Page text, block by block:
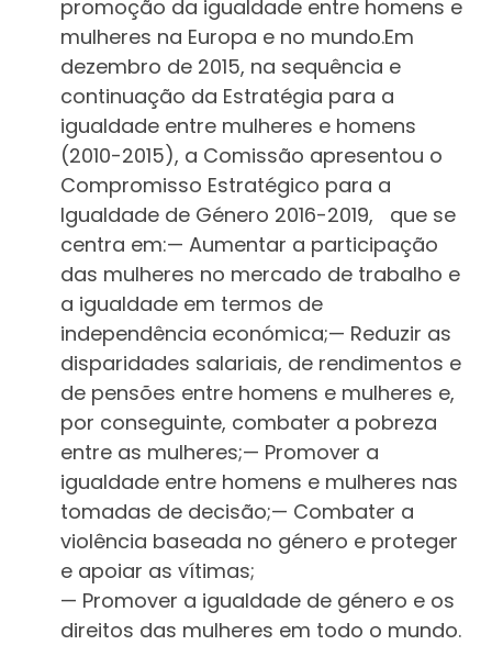
promoção da igualdade entre homens e
mulheres na Europa e no mundo.Em
dezembro de 2015, na sequência e
continuação da Estratégia para a
igualdade entre mulheres e homens
(2010-2015), a Comissão apresentou o
Compromisso Estratégico para a
Igualdade de Género 2016-2019, que se
centra em:— Aumentar a participação
das mulheres no mercado de trabalho e
a igualdade em termos de
independência económica;— Reduzir as
disparidades salariais, de rendimentos e
de pensões entre homens e mulheres e,
por conseguinte, combater a pobreza
entre as mulheres;— Promover a
igualdade entre homens e mulheres nas
tomadas de decisão;— Combater a
violência baseada no género e proteger
e apoiar as vítimas;
— Promover a igualdade de género e os
direitos das mulheres em todo o mundo.